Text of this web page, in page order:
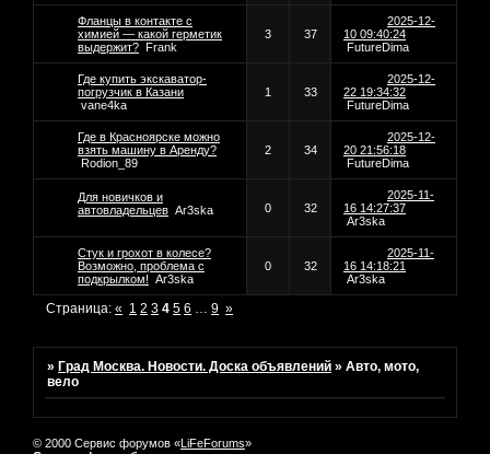
Фланцы в контакте с
химией — какой герметик
выдержит? Frank
3 37
2025-12-
10 09:40:24
FutureDima
Где купить экскаватор-
погрузчик в Казани
vane4ka
1 33
2025-12-
22 19:34:32
FutureDima
Где в Красноярске можно
взять машину в Аренду?
Rodion_89
2 34
2025-12-
20 21:56:18
FutureDima
Для новичков и
автовладельцев Ar3ska 0 32
2025-11-
16 14:27:37
Ar3ska
Стук и грохот в колесе?
Возможно, проблема с
подкрылком! Ar3ska
0 32
2025-11-
16 14:18:21
Ar3ska
Страница:« 1 2 3 4 5 6 … 9 »
»Град Москва. Новости. Доска объявлений »Авто, мото,
вело
© 2000 Сервис форумов «LiFeForums»